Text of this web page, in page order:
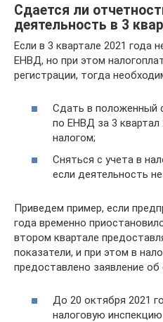
Сдается ли
деятельность в 3
Если в 3 квартале 2021 года
ЕНВД, но при этом
регистрации, тогда
Сдать в положенный
по ЕНВД за 3 квартал
налогом;
Сняться с учета в
если деятельность
Приведем пример, если
года временно
втором квартале
показатели, и при этом в
предоставлено заявление
До 20 октября 2021
налоговую